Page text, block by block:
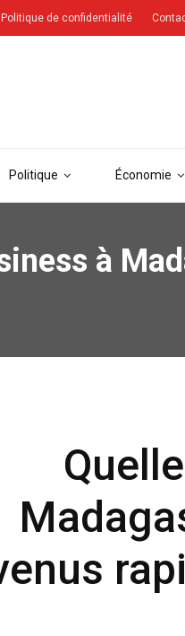
Politique Économie
Politique de confidentialité
à